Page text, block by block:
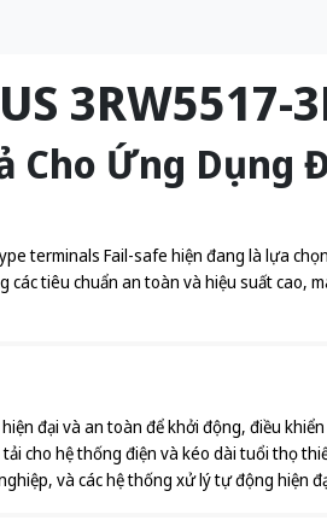
3RW5517-
Cho Ứng Dụng
terminals Fail-safe hiện đang là lựa
tiêu chuẩn an toàn và hiệu suất cao,
đại và an toàn để khởi động, điều
cho hệ thống điện và kéo dài tuổi thọ
và các hệ thống xử lý tự động hiện